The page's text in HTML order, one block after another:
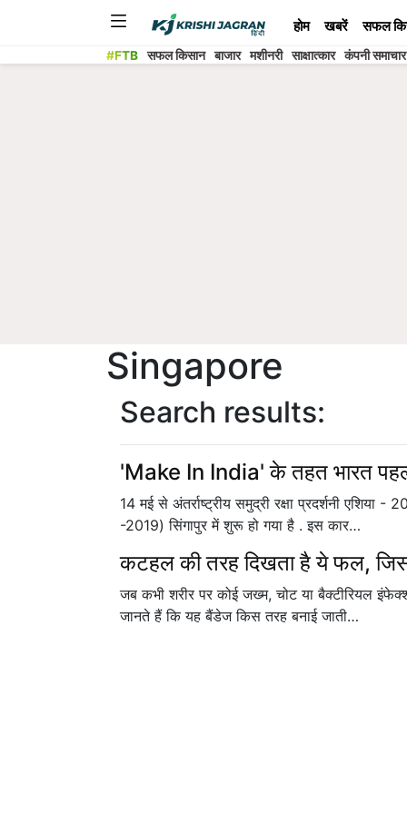
होम खबरें सफल
#FTB सफल किसान बाजार मशीनरी साक्षात्कार कंपनी समाचार
Singapore
Search results:
'Make In India' के तहत भारत पहली
14 मई से अंतर्राष्ट्रीय समुद्री रक्षा प्रदर्शनी
-2019) सिंगापुर में शुरू हो गया है . इस कार…
कटहल की तरह दिखता है ये फल,
जब कभी शरीर पर कोई जख्म, चोट या बैक्टीरियल
जानते हैं कि यह बैंडेज किस तरह बनाई जाती…